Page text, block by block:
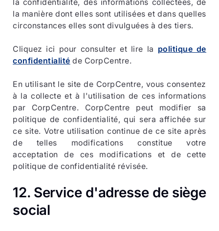
la confidentialité, des informations collectées, de
la manière dont elles sont utilisées et dans quelles
circonstances elles sont divulguées à des tiers.
Cliquez ici pour consulter et lire la politique de
confidentialité de CorpCentre.
En utilisant le site de CorpCentre, vous consentez
à la collecte et à l'utilisation de ces informations
par CorpCentre. CorpCentre peut modifier sa
politique de confidentialité, qui sera affichée sur
ce site. Votre utilisation continue de ce site après
de telles modifications constitue votre
acceptation de ces modifications et de cette
politique de confidentialité révisée.
12. Service d'adresse de siège
social